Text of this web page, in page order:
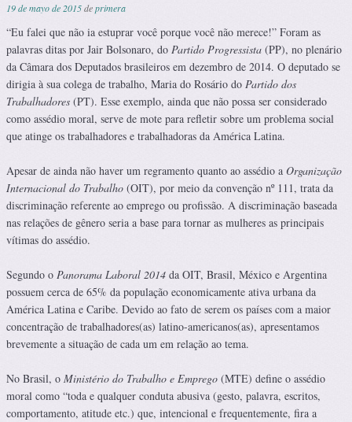
19 de mayo de 2015deprimera
“Eu falei que não ia estuprar você porque você não merece!” Foram as
palavras ditas por Jair Bolsonaro, do Partido Progressista (PP), no plenário
da Câmara dos Deputados brasileiros em dezembro de 2014. O deputado se
dirigia à sua colega de trabalho, Maria do Rosário do Partido dos
Trabalhadores (PT). Esse exemplo, ainda que não possa ser considerado
como assédio moral, serve de mote para refletir sobre um problema social
que atinge os trabalhadores e trabalhadoras da América Latina.
Apesar de ainda não haver um regramento quanto ao assédio a Organização
Internacional do Trabalho (OIT), por meio da convenção nº 111, trata da
discriminação referente ao emprego ou profissão. A discriminação baseada
nas relações de gênero seria a base para tornar as mulheres as principais
vítimas do assédio.
Segundo o Panorama Laboral 2014 da OIT, Brasil, México e Argentina
possuem cerca de 65% da população economicamente ativa urbana da
América Latina e Caribe. Devido ao fato de serem os países com a maior
concentração de trabalhadores(as) latino-americanos(as), apresentamos
brevemente a situação de cada um em relação ao tema.
No Brasil, o Ministério do Trabalho e Emprego (MTE) define o assédio
moral como “toda e qualquer conduta abusiva (gesto, palavra, escritos,
comportamento, atitude etc.) que, intencional e frequentemente, fira a